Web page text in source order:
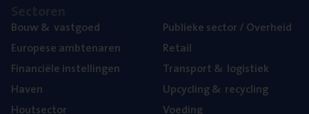
Bouw& vastgoed
Euro­pe­se ambtenaren
Finan­ci­ë­le instellingen
Haven
Hout­sec­tor
Publie­ke sec­tor / Overheid
Retail
Trans­port& logistiek
Upcy­cling& recycling
Voe­ding